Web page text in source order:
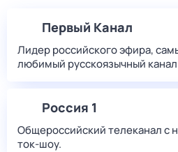
Первый Канал
Лидер российского эфира,
любимый русскоязычный
Россия 1
Общероссийский телеканал с
ток-шоу.